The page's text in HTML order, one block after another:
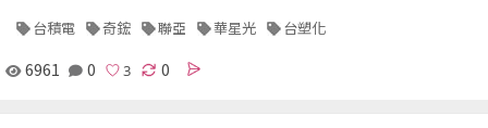
台積電 奇鋐 聯亞 華星光 台塑化
6961 0 0